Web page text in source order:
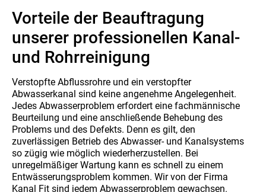
Vorteile der Beauftragung
unserer professionellen Kanal-
und Rohrreinigung
Verstopfte Abflussrohre und ein verstopfter
Abwasserkanal sind keine angenehme Angelegenheit.
Jedes Abwasserproblem erfordert eine fachmännische
Beurteilung und eine anschließende Behebung des
Problems und des Defekts. Denn es gilt, den
zuverlässigen Betrieb des Abwasser- und Kanalsystems
so zügig wie möglich wiederherzustellen. Bei
unregelmäßiger Wartung kann es schnell zu einem
Entwässerungsproblem kommen. Wir von der Firma
Kanal Fit sind jedem Abwasserproblem gewachsen.